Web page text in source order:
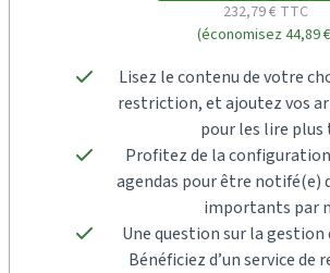
232,79 € TTC
(économisez 44,89
Lisez le contenu de votre
restriction, et ajoutez vos
pour les lire plus
Profitez de la
agendas pour être notifé(e)
importants par
Une question sur la gestion
Bénéficiez d’un service de